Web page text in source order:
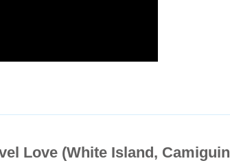
Love (White Island, Camiguin